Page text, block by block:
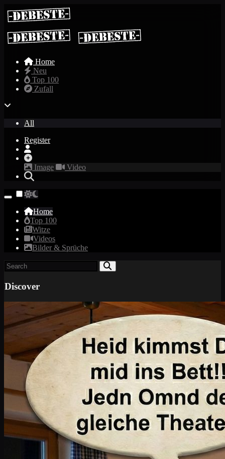
Home
Neu
Top 100
Zufall
All
Register
Image Video
Home
Top 100
Witze
Videos
Bilder & Sprüche
Discover